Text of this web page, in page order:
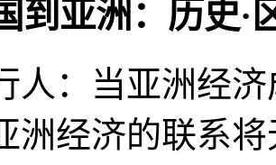
到亚洲：历史·
人：当亚洲经
洲经济的联系